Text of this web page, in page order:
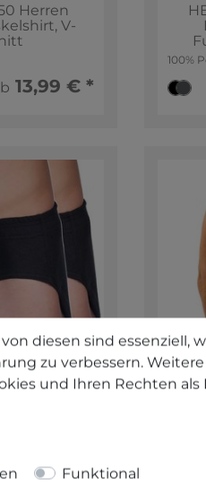
Herren
V-
13,99 € *
100%
Slip ohne
diesen sind essenziell,
zu verbessern. Weitere
und Ihren Rechten als
Funktional